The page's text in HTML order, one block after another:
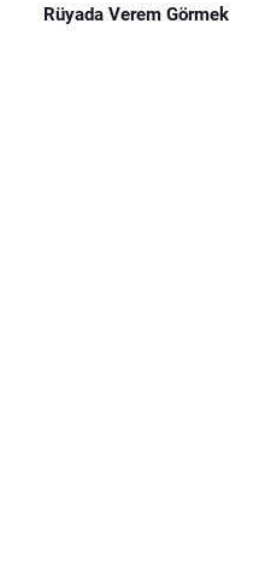
Rüyada Verem Görmek